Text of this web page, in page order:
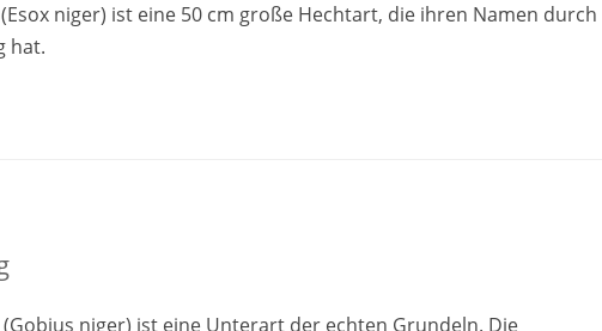
niger) ist eine 50 cm große Hechtart, die ihren Namen durch
hat.
niger) ist eine Unterart der echten Grundeln. Die